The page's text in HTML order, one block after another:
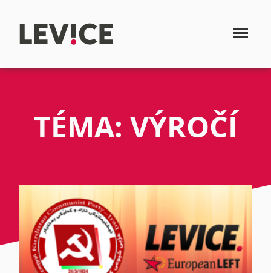
TÉMA: VÝROČÍ